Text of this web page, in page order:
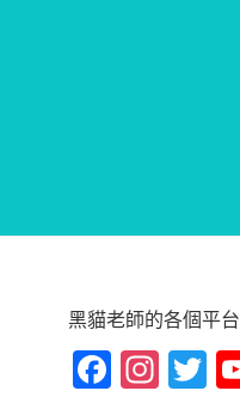
黑貓老師的各個平台
Fa In T